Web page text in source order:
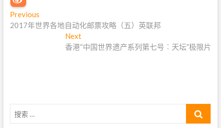
文
章
Previous
r
s
2017年世界各地自动化邮票攻略（五）英联邦
Next
e
:
香港“中国世界遗产系列第七号︰天坛”极限片